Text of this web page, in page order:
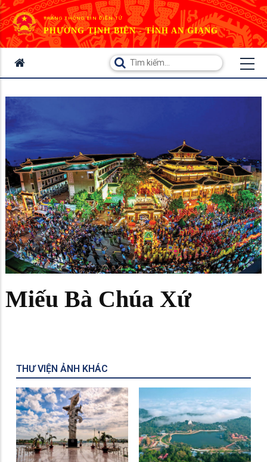
TRANG THÔNG TIN ĐIỆN TỬ
PHƯỜNG TỊNH BIÊN - TỈNH AN GIANG
Miếu Bà Chúa Xứ
THƯ VIỆN ẢNH KHÁC
Tượng Đài Cá BaSa Khu Du Lịch Núi Cấm